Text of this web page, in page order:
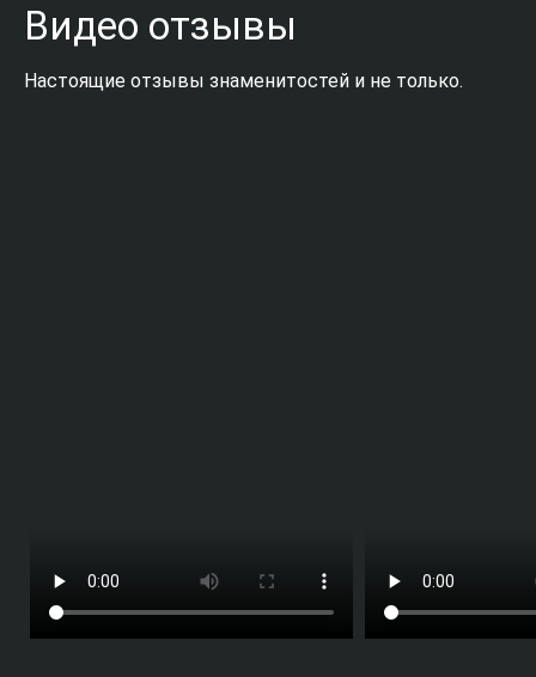
Видео отзывы
Настоящие отзывы знаменитостей и не только.